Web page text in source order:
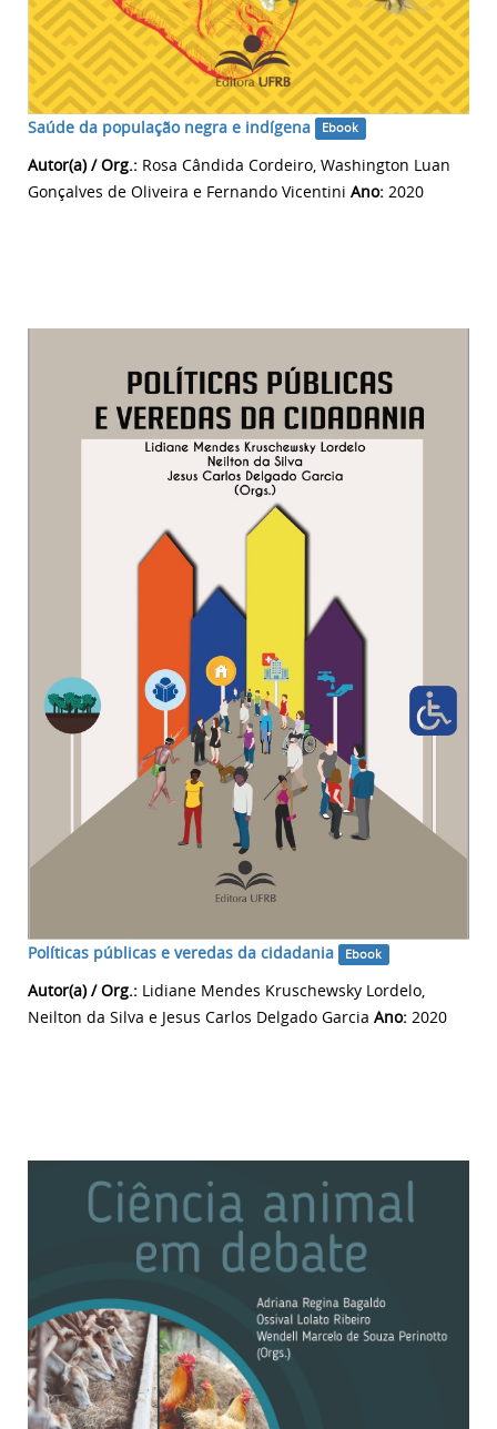
Saúde da população negra e indígena Ebook
Autor(a) / Org.: Rosa Cândida Cordeiro, Washington Luan
Gonçalves de Oliveira e Fernando Vicentini Ano: 2020
Políticas públicas e veredas da cidadania Ebook
Autor(a) / Org.: Lidiane Mendes Kruschewsky Lordelo,
Neilton da Silva e Jesus Carlos Delgado Garcia Ano: 2020